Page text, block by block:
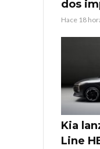
dos
Hace 18
Kia
Line